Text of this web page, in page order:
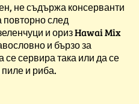
не съдържа консерванти
след
и ориз Hawai Mix
и бързо за
сервира така или да се
и риба.